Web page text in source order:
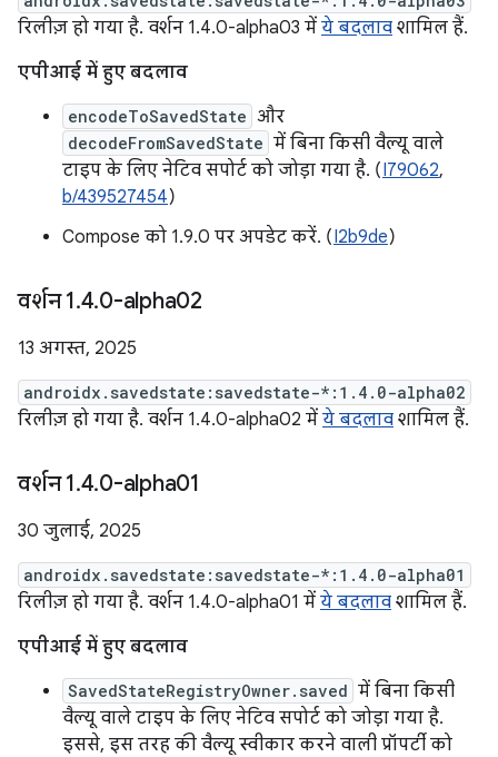
रिलीज़ हो गया है. वर्शन 1.4.0-alpha03 में ये बदलाव शामिल हैं.
एपीआई में हुए बदलाव
encodeToSavedState और
decodeFromSavedState में बिना किसी वैल्यू वाले
टाइप के लिए नेटिव सपोर्ट को जोड़ा गया है. (I79062,
b/439527454)
Compose को 1.9.0 पर अपडेट करें. (I2b9de)
वर्शन 1.4.0-alpha02
13 अगस्त, 2025
androidx.savedstate:savedstate-*:1.4.0-alpha02
रिलीज़ हो गया है. वर्शन 1.4.0-alpha02 में ये बदलाव शामिल हैं.
वर्शन 1.4.0-alpha01
30 जुलाई, 2025
androidx.savedstate:savedstate-*:1.4.0-alpha01
रिलीज़ हो गया है. वर्शन 1.4.0-alpha01 में ये बदलाव शामिल हैं.
एपीआई में हुए बदलाव
SavedStateRegistryOwner.saved में बिना किसी
वैल्यू वाले टाइप के लिए नेटिव सपोर्ट को जोड़ा गया है.
इससे, इस तरह की वैल्यू स्वीकार करने वाली प्रॉपर्टी को